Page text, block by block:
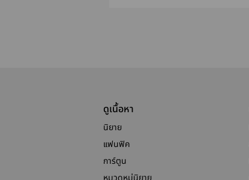
ดูเนื้อหา
นิยาย
แฟนฟิค
การ์ตูน